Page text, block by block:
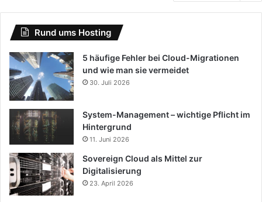
Rund ums Hosting
5 häufige Fehler bei Cloud-Migrationen
und wie man sie vermeidet
30. Juli 2026
System-Management – wichtige Pflicht im
Hintergrund
11. Juni 2026
Sovereign Cloud als Mittel zur
Digitalisierung
23. April 2026